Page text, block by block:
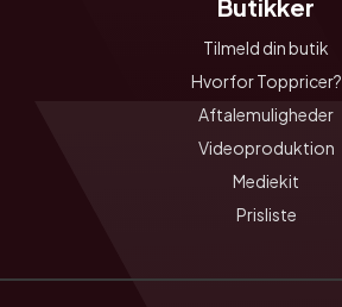
Butikker
Tilmeld din butik
Hvorfor Toppricer?
Aftalemuligheder
Videoproduktion
Mediekit
Prisliste